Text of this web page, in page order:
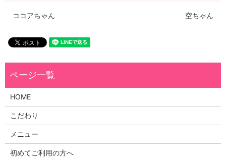
ココアちゃん 空ちゃん
HOME
こだわり
メニュー
初めてご利用の方へ